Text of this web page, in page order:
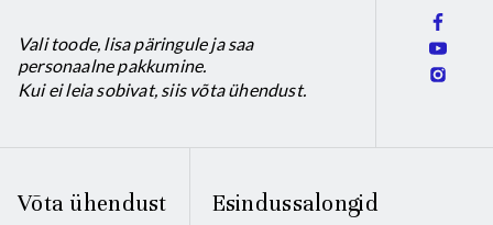
Vali toode, lisa päringule ja saa
personaalne pakkumine.
Kui ei leia sobivat, siis võta ühendust.
Võta ühendust Esindussalongid